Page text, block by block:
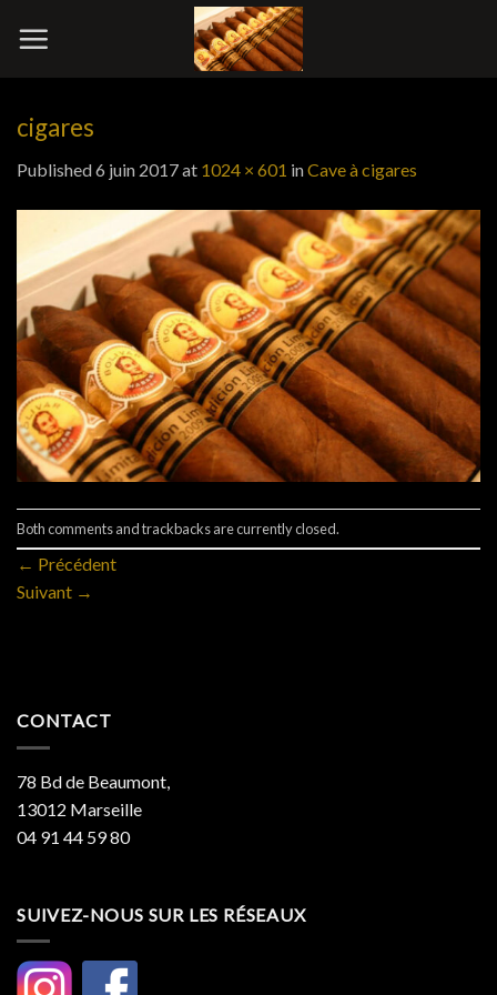
cigares
Published6 juin 2017at 1024 × 601 inCave à cigares
Both comments and trackbacks are currently closed.
← Précédent
Suivant →
CONTACT
78 Bd de Beaumont,
13012 Marseille
04 91 44 59 80
SUIVEZ-NOUS SUR LES RÉSEAUX